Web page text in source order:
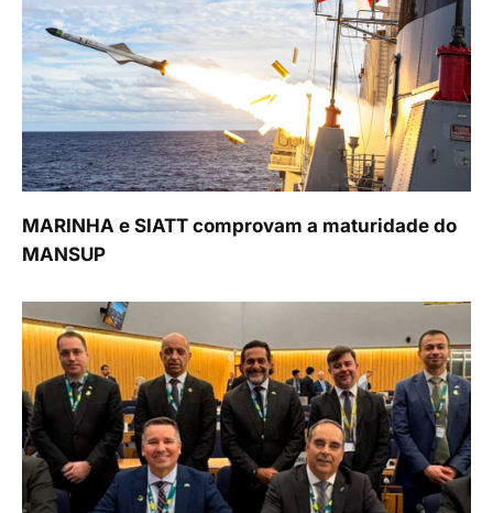
MARINHA e SIATT comprovam a maturidade do
MANSUP